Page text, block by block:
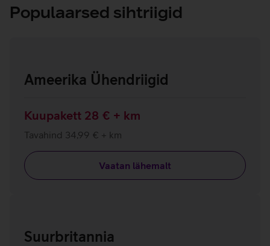
Populaarsed sihtriigid
Ameerika Ühendriigid
Kuupakett 28 € + km
Tavahind 34,99 € + km
Vaatan lähemalt
Suurbritannia